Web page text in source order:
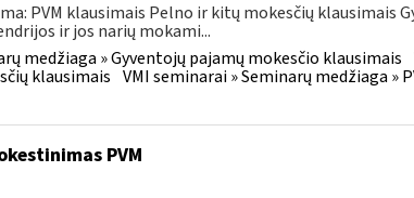
PVM klausimais Pelno ir kitų mokesčių klausimais
ir jos narių mokami...
medžiaga » Gyventojų pajamų mokesčio klausimais
klausimais VMI seminarai » Seminarų medžiaga »
PVM